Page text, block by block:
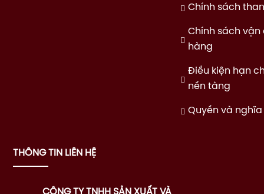
Chính sách
Chính sách vận
hàng
Điều kiện hạn
nền tàng
Quyền và
THÔNG TIN LIÊN HỆ